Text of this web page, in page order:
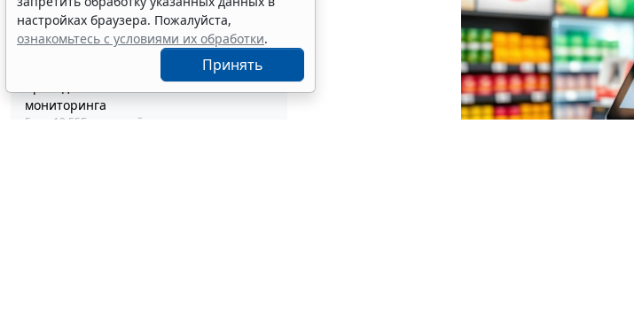
отсрочку от армии для ИТ-
специалистов больше не нужно
5 авг 13:21IT
Правительство РФ утвердило правила
проведения казначейского
мониторинга
5 авг 12:55Бюджетный учет
настройках браузера. Пожалуйста,
ознакомьтесь с условиями их обработки.
Принять